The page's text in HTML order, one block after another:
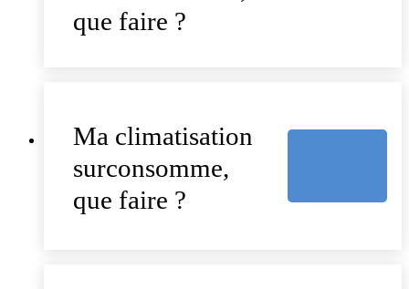
que faire ?
Ma climatisation
surconsomme,
que faire ?